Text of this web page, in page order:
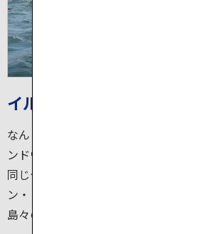
イルカウォッチング
なんと1年を通じて98％の遭遇率！天草
ンドウイルカに会いに行きましょう。「
同じデザイナーが手掛けたクルーザーは
ン・トイレ完備。航路沿いには天草五橋
島々の絶景が広がります。